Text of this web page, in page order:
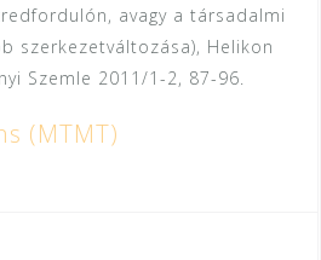
avagy a társadalmi
szerkezetváltozása), Helikon
Szemle 2011/1-2, 87-96.
(MTMT)